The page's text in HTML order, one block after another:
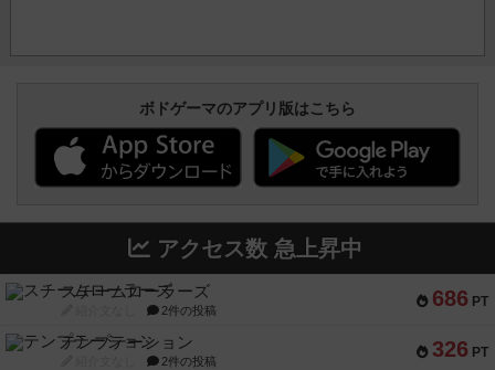
ボドゲーマのアプリ版はこちら
アクセス数 急上昇中
686 PT
スチームローラーズ
2件の投稿
326 PT
テンプテーション
2件の投稿